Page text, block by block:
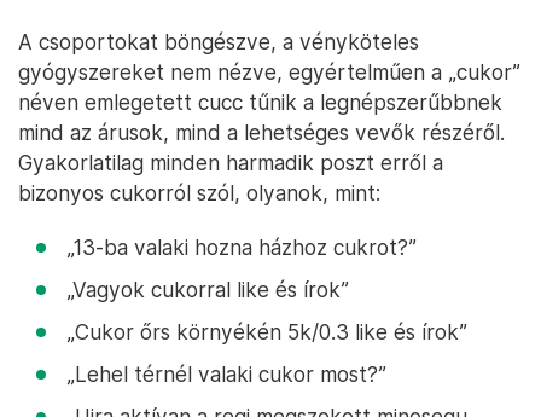
A csoportokat böngészve, a vényköteles
gyógyszereket nem nézve, egyértelműen a „cukor”
néven emlegetett cucc tűnik a legnépszerűbbnek
mind az árusok, mind a lehetséges vevők részéről.
Gyakorlatilag minden harmadik poszt erről a
bizonyos cukorról szól, olyanok, mint:
„13-ba valaki hozna házhoz cukrot?”
„Vagyok cukorral like és írok”
„Cukor őrs környékén 5k/0.3 like és írok”
„Lehel térnél valaki cukor most?”